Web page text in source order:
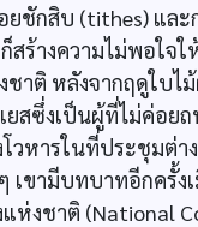
ชักสิบ (tithes) และ
สร้างความไม่พอใจ
าติ หลังจากฤดูใบไ
สซึ่งเป็นผู้ที่ไม่ค่อยถ
วหารในที่ประชุมต่า
เขามีบทบาทอีกครั้ง
แห่งชาติ (National